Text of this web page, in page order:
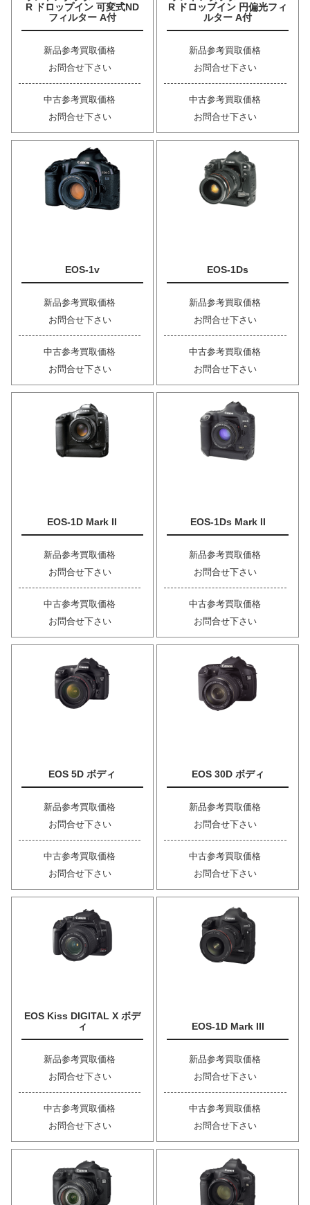
R ドロップイン 可変式ND
フィルター A付
新品参考買取価格
お問合せ下さい
中古参考買取価格
お問合せ下さい
R ドロップイン 円偏光フィ
ルター A付
新品参考買取価格
お問合せ下さい
中古参考買取価格
お問合せ下さい
EOS-1v
新品参考買取価格
お問合せ下さい
中古参考買取価格
お問合せ下さい
EOS-1Ds
新品参考買取価格
お問合せ下さい
中古参考買取価格
お問合せ下さい
EOS-1D Mark II
新品参考買取価格
お問合せ下さい
中古参考買取価格
お問合せ下さい
EOS-1Ds Mark II
新品参考買取価格
お問合せ下さい
中古参考買取価格
お問合せ下さい
EOS 5D ボディ
新品参考買取価格
お問合せ下さい
中古参考買取価格
お問合せ下さい
EOS 30D ボディ
新品参考買取価格
お問合せ下さい
中古参考買取価格
お問合せ下さい
EOS Kiss DIGITAL X ボデ
ィ
新品参考買取価格
お問合せ下さい
中古参考買取価格
お問合せ下さい
EOS-1D Mark III
新品参考買取価格
お問合せ下さい
中古参考買取価格
お問合せ下さい